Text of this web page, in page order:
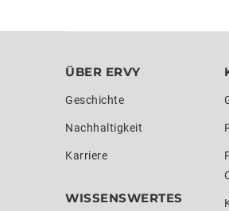
ÜBER ERVY
Geschichte
Nachhaltigkeit
Karriere
WISSENSWERTES